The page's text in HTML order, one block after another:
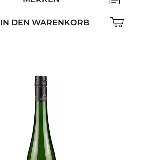
IN DEN WARENKORB